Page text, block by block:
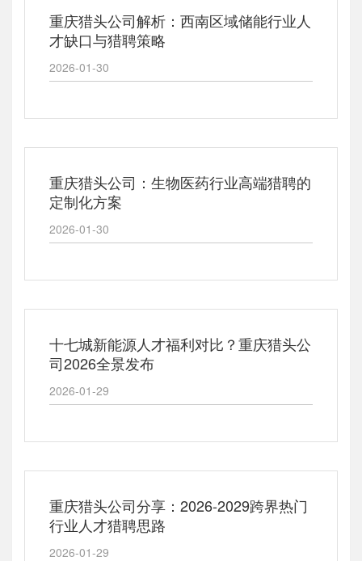
重庆猎头公司解析：西南区域储能行业人
才缺口与猎聘策略
2026-01-30
重庆猎头公司：生物医药行业高端猎聘的
定制化方案
2026-01-30
十七城新能源人才福利对比？重庆猎头公
司2026全景发布
2026-01-29
重庆猎头公司分享：2026-2029跨界热门
行业人才猎聘思路
2026-01-29